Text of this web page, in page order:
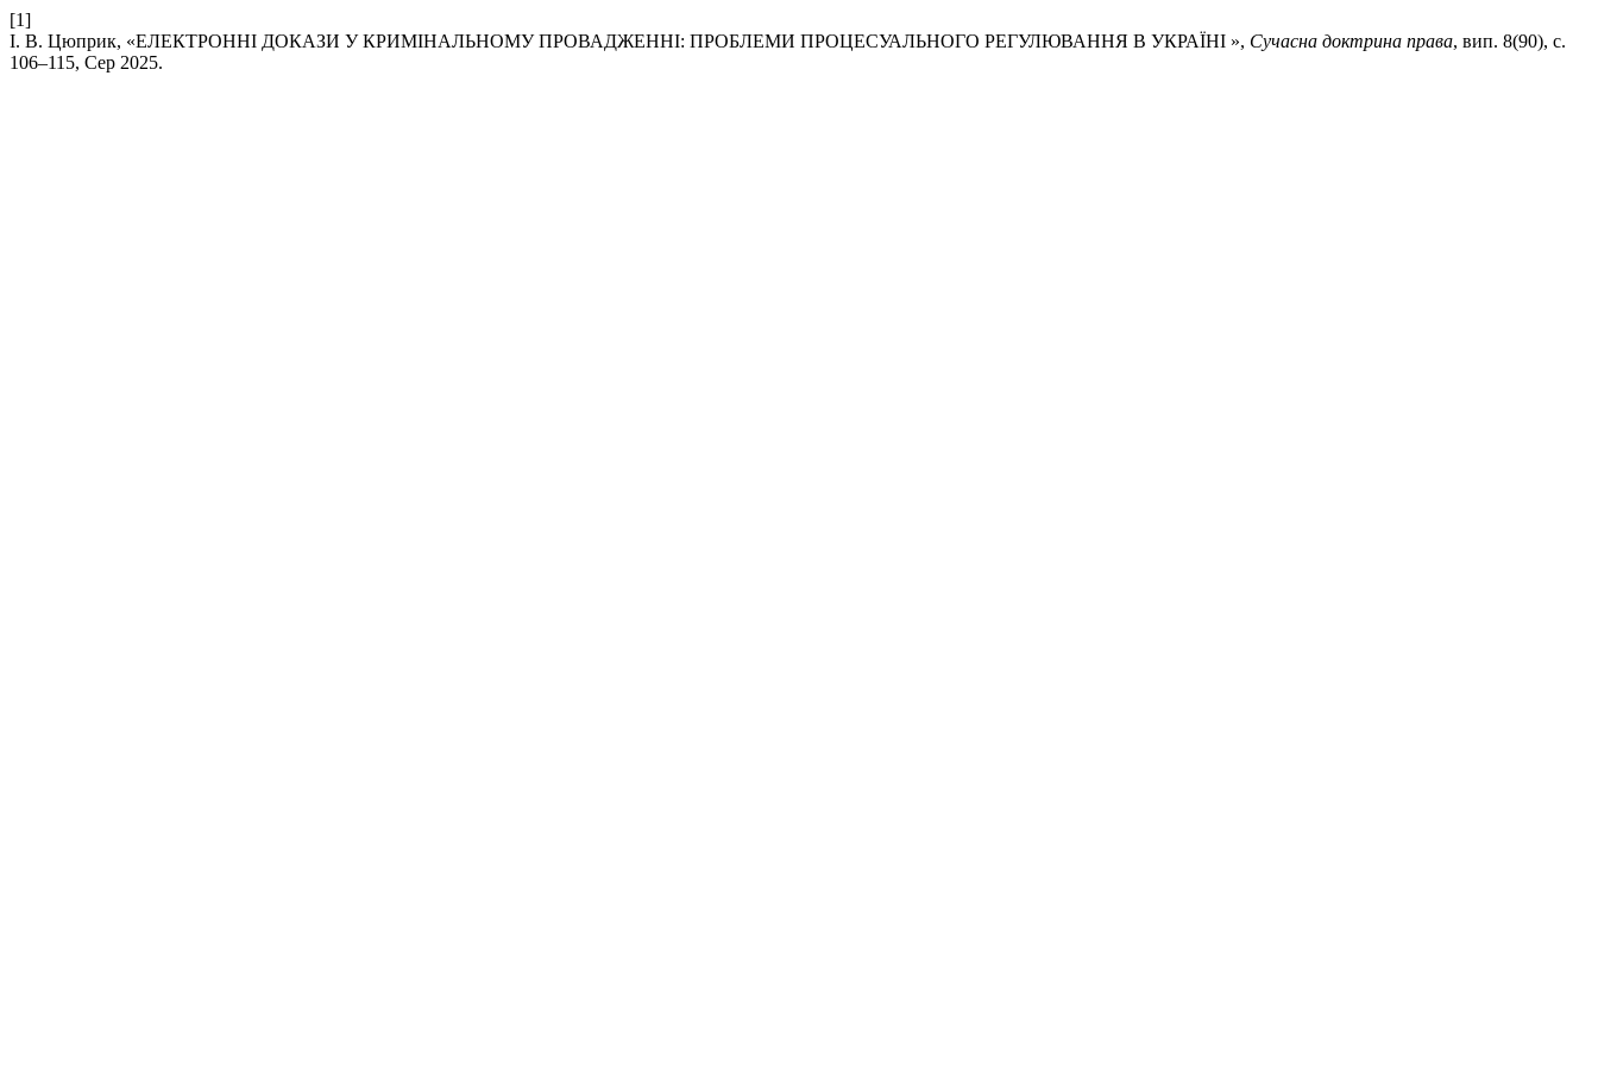
[1]
І. В. Цюприк, «ЕЛЕКТРОННІ ДОКАЗИ У КРИМІНАЛЬНОМУ ПРОВАДЖЕННІ: ПРОБЛЕМИ ПРОЦЕСУАЛЬНОГО РЕГУЛЮВАННЯ В УКРАЇНІ », Сучасна доктрина права, вип. 8(90), с.
106–115, Сер 2025.